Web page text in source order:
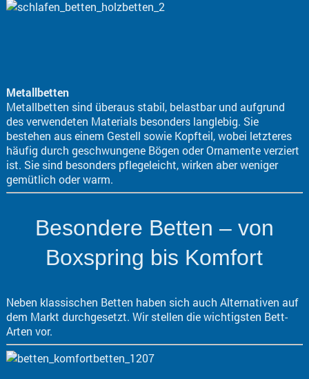
Metallbetten
Metallbetten sind überaus stabil, belastbar und aufgrund
des verwendeten Materials besonders langlebig. Sie
bestehen aus einem Gestell sowie Kopfteil, wobei letzteres
häufig durch geschwungene Bögen oder Ornamente verziert
ist. Sie sind besonders pflegeleicht, wirken aber weniger
gemütlich oder warm.
Besondere Betten – von
Boxspring bis Komfort
Neben klassischen Betten haben sich auch Alternativen auf
dem Markt durchgesetzt. Wir stellen die wichtigsten Bett-
Arten vor.